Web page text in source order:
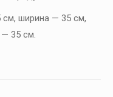
ширина — 35 см,
35 см.